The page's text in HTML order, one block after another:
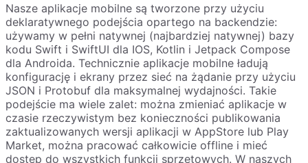
Nasze aplikacje mobilne są tworzone przy użyciu
deklaratywnego podejścia opartego na backendzie:
używamy w pełni natywnej (najbardziej natywnej) bazy
kodu Swift i SwiftUI dla IOS, Kotlin i Jetpack Compose
dla Androida. Technicznie aplikacje mobilne ładują
konfigurację i ekrany przez sieć na żądanie przy użyciu
JSON i Protobuf dla maksymalnej wydajności. Takie
podejście ma wiele zalet: można zmieniać aplikacje w
czasie rzeczywistym bez konieczności publikowania
zaktualizowanych wersji aplikacji w AppStore lub Play
Market, można pracować całkowicie offline i mieć
dostęp do wszystkich funkcji sprzętowych. W naszych